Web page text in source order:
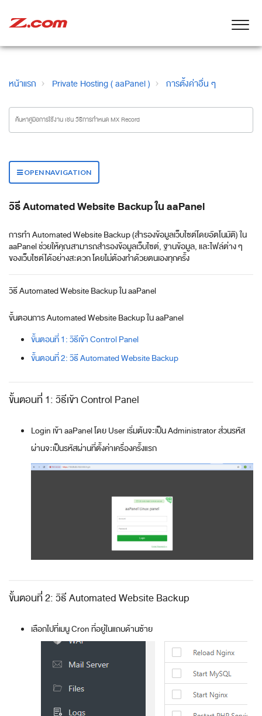
หน้าแรก Private Hosting ( aaPanel ) การตั้งค่าอื่น ๆ
OPEN NAVIGATION
วิธี Automated Website Backup ใน aaPanel
การทำ Automated Website Backup (สำรองข้อมูลเว็บไซต์โดยอัตโนมัติ) ใน
aaPanel ช่วยให้คุณสามารถสำรองข้อมูลเว็บไซต์, ฐานข้อมูล, และไฟล์ต่าง ๆ
ของเว็บไซต์ได้อย่างสะดวก โดยไม่ต้องทำด้วยตนเองทุกครั้ง
วิธี Automated Website Backup ใน aaPanel
ขั้นตอนการ Automated Website Backup ใน aaPanel
ขั้นตอนที่ 1: วิธีเข้า Control Panel
ขั้นตอนที่ 2: วิธี Automated Website Backup
ขั้นตอนที่ 1: วิธีเข้า Control Panel
Login เข้า aaPanel โดย User เริ่มต้นจะเป็น Administrator ส่วนรหัส
ผ่านจะเป็นรหัสผ่านที่ตั้งค่าเครื่องครั้งแรก
ขั้นตอนที่ 2: วิธี Automated Website Backup
เลือกไปที่เมนู Cron ที่อยู่ในแถบด้านซ้าย